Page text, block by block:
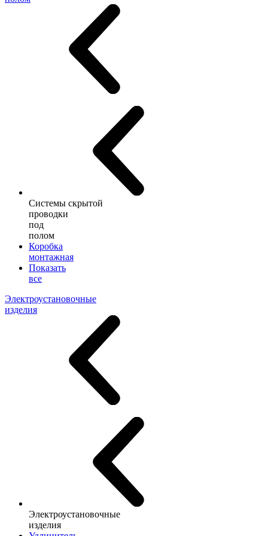
Системы скрытой
проводки
под
полом
Коробка
монтажная
Показать
все
Электроустановочные
изделия
Электроустановочные
изделия